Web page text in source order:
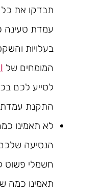
תבדקו את
עמדת טעינה
בעלויות
המומחים של
לסייע לכם
התקנת עמדת
לא תאמינו
הנסיעה
חשמלי
תאמינו כמה